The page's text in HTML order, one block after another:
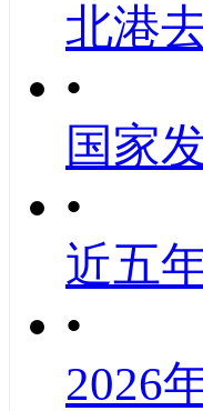
北港
•
国家
•
近五
•
2026